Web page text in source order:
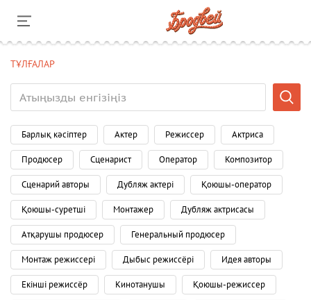
ТҰЛҒАЛАР
Барлық кәсіптер Актер Режиссер Актриса
Продюсер Сценарист Оператор Композитор
Сценарий авторы Дубляж актері Қоюшы-оператор
Қоюшы-суретші Монтажер Дубляж актрисасы
Атқарушы продюсер Генеральный продюсер
Монтаж режиссері Дыбыс режиссёрі Идея авторы
Екінші режиссёр Кинотанушы Қоюшы-режиссер